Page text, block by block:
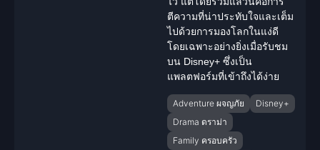
ตีความที่น่าประทับใจและเต็ม
ไปด้วยการมองโลกในแง่ดี
โดยเฉพาะอย่างยิ่งเมื่อรับชม
บน Disney+ ซึ่งเป็น
แพลตฟอร์มที่เข้าถึงได้ง่าย
Adventure ผจญภัย
Disney+
Drama ดราม่า
Family ครอบครัว